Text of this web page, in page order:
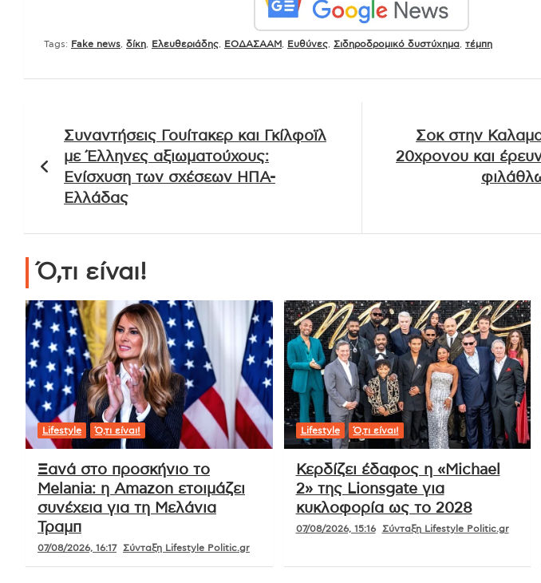
Tags: Fake news δίκη Ελευθεριάδης ΕΟΔΑΣΑΑΜ Ευθύνες Σιδηροδρομικό δυστύχημα τέμπη
άρθρων
Συναντήσεις Γουίτακερ και Γκίλφοϊλ
με Έλληνες αξιωματούχους:
Ενίσχυση των σχέσεων ΗΠΑ-
Ελλάδας
Σοκ στην
20χρονου και
Ό,τι είναι!
Lifestyle Ό,τι είναι!
Ξανά στο προσκήνιο το
Melania: η Amazon ετοιμάζει
συνέχεια για τη Μελάνια
Τραμπ
07/08/2026, 16:17 Σύνταξη Lifestyle Politic.gr
Lifestyle Ό,τι είναι!
Κερδίζει έδαφος η «Michael
2» της Lionsgate για
κυκλοφορία ως το 2028
07/08/2026, 15:16 Σύνταξη Lifestyle Politic.gr